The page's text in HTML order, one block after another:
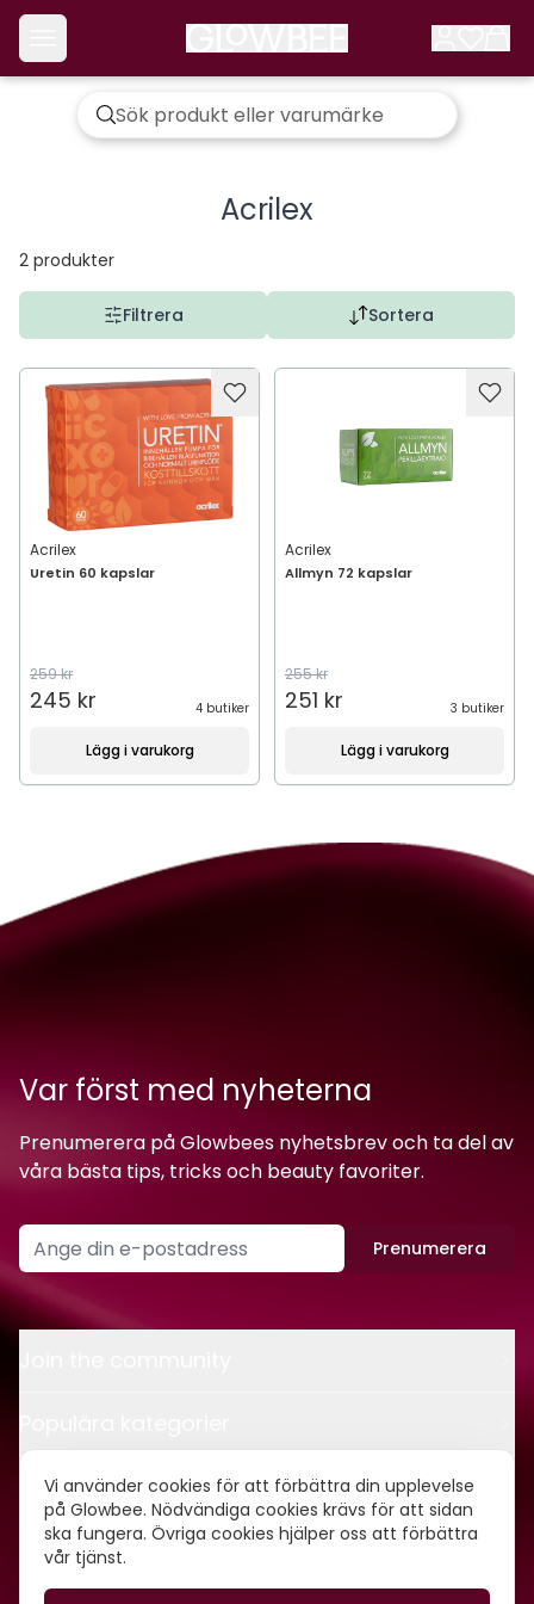
Vi använder cookies för att förbättra din upplevelse
på Glowbee. Nödvändiga cookies krävs för att sidan
ska fungera. Övriga cookies hjälper oss att förbättra
vår tjänst.
Acrilex
2 produkter
Filtrera Sortera
Acrilex
Uretin 60 kapslar
259 kr
245 kr 4 butiker
Lägg i varukorg
Acrilex
Allmyn 72 kapslar
255 kr
251 kr 3 butiker
Lägg i varukorg
Var först med nyheterna
Prenumerera på Glowbees nyhetsbrev och ta del av
våra bästa tips, tricks och beauty favoriter.
Prenumerera
Kontakt
Om oss